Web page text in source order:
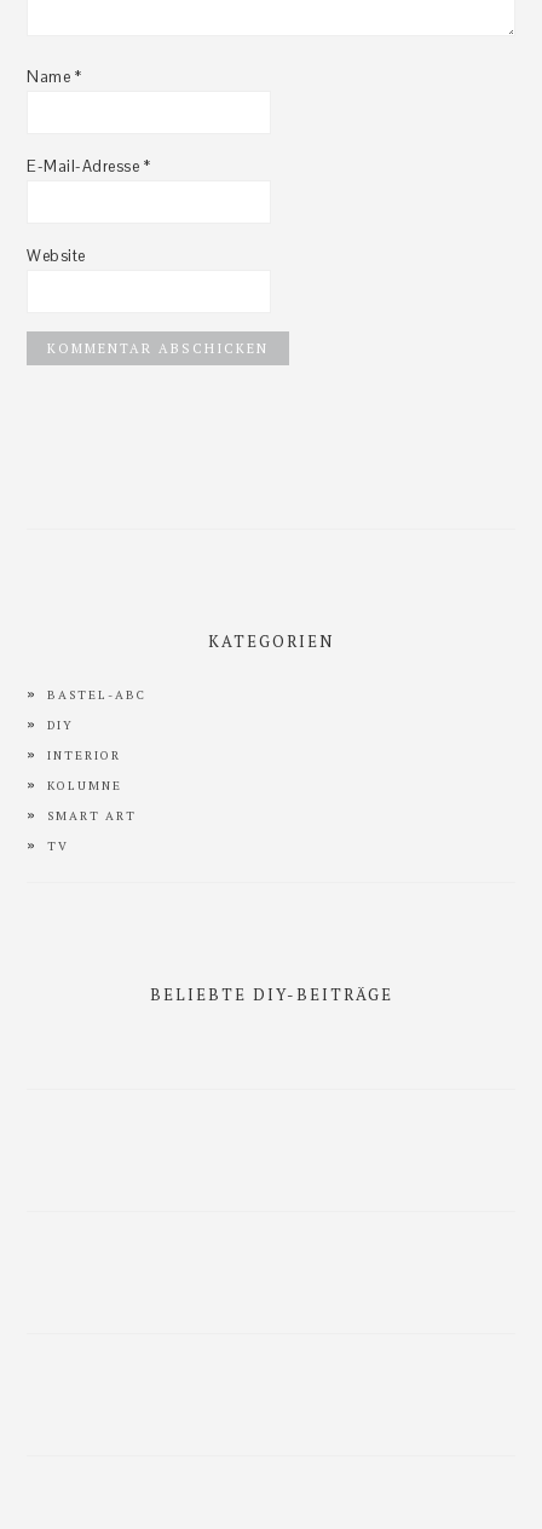
Name *
E-Mail-Adresse *
Website
KATEGORIEN
BASTEL-ABC
DIY
INTERIOR
KOLUMNE
SMART ART
TV
BELIEBTE DIY-BEITRÄGE